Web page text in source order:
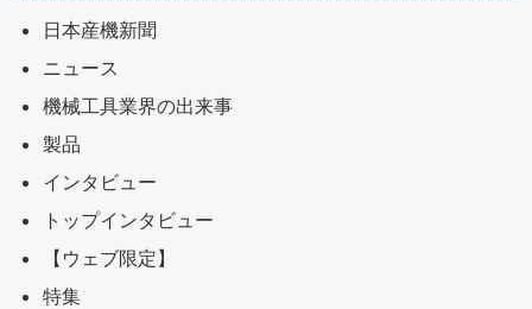
日本産機新聞
ニュース
機械工具業界の出来事
製品
インタビュー
トップインタビュー
【ウェブ限定】
特集